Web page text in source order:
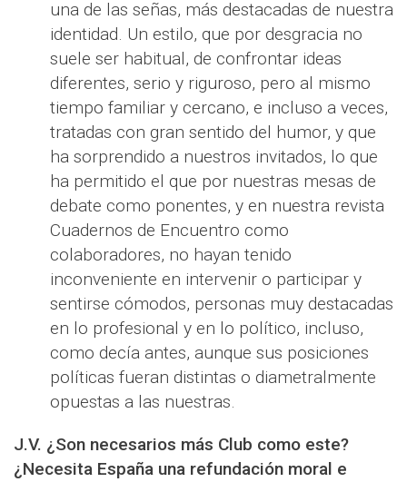
una de las señas, más destacadas de nuestra
identidad. Un estilo, que por desgracia no
suele ser habitual, de confrontar ideas
diferentes, serio y riguroso, pero al mismo
tiempo familiar y cercano, e incluso a veces,
tratadas con gran sentido del humor, y que
ha sorprendido a nuestros invitados, lo que
ha permitido el que por nuestras mesas de
debate como ponentes, y en nuestra revista
Cuadernos de Encuentro como
colaboradores, no hayan tenido
inconveniente en intervenir o participar y
sentirse cómodos, personas muy destacadas
en lo profesional y en lo político, incluso,
como decía antes, aunque sus posiciones
políticas fueran distintas o diametralmente
opuestas a las nuestras.
J.V. ¿Son necesarios más Club como este?
¿Necesita España una refundación moral e